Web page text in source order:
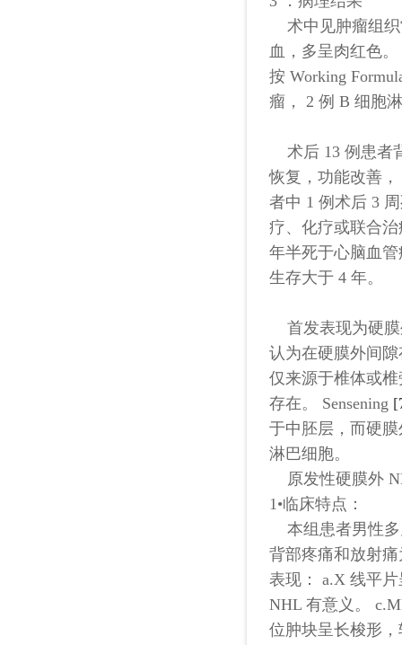
术中见肿瘤组织
血，多呈肉红色
按 Working
瘤， 2 例 B 细胞
术后 13 例患者
恢复，功能改善
者中 1 例术后 3
疗、化疗或联合
年半死于心脑血
生存大于 4 年。
首发表现为硬膜
认为在硬膜外间
仅来源于椎体或
存在。 Sensening
于中胚层，而硬
淋巴细胞。
原发性硬膜外
1•临床特点：
本组患者男性多
背部疼痛和放射
表现： a.X 线平
NHL 有意义。
位肿块呈长梭形